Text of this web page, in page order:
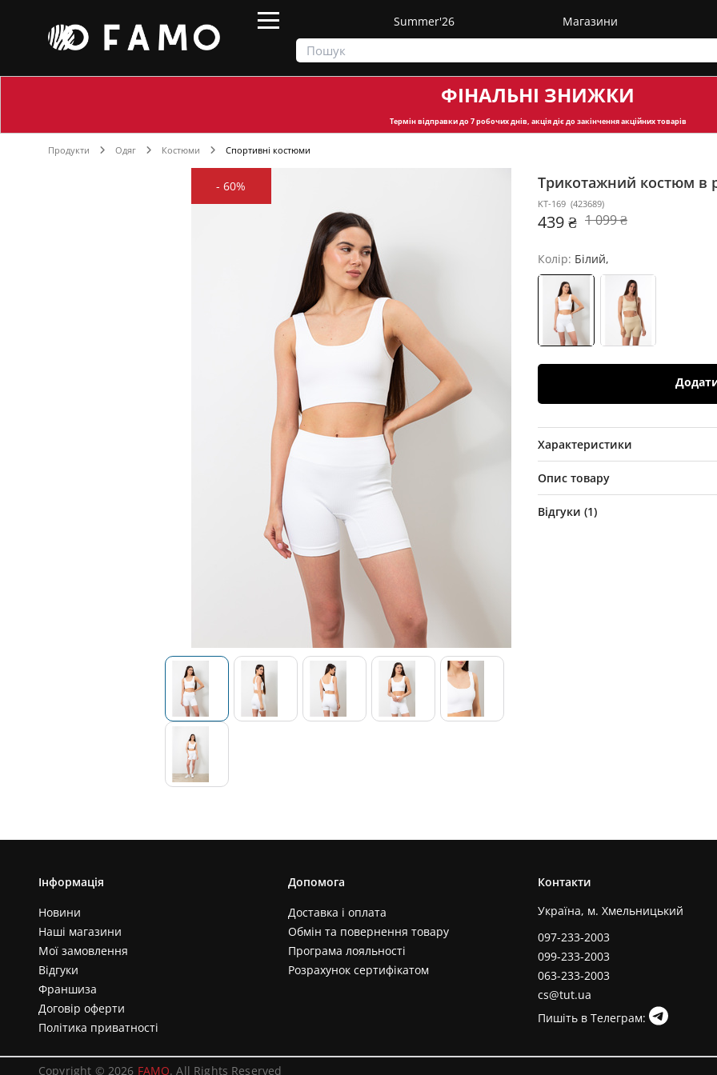
Summer'26 Магазини
ФІНАЛЬНІ ЗНИЖКИ
Термін відправкидо 7 робочих днів, акція діє до закінчення акційних товарів
Продукти Одяг Костюми Спортивні костюми
-60% Трикотажний костюм в
KT-169 (423689)
439 ₴ 1 099 ₴
Колір: Білий,
Характеристики
Опис товару
Відгуки (1)
Інформація
Новини
Наші магазини
Мої замовлення
Відгуки
Франшиза
Договір оферти
Політика приватності
Допомога
Доставка і оплата
Обмін та повернення товару
Програма лояльності
Розрахунок сертифікатом
Контакти
Україна, м. Хмельницький
097-233-2003
099-233-2003
063-233-2003
cs@tut.ua
Пишіть в Телеграм:
Copyright © 2026 FAMO. All Rights Reserved